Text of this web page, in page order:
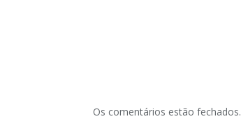
Os comentários estão fechados.